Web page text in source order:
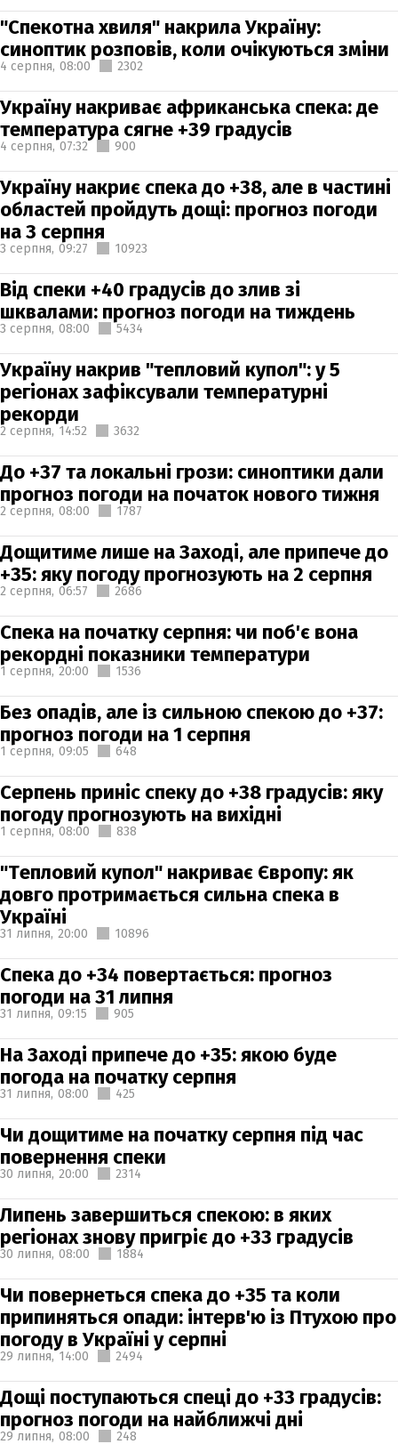
"Спекотна хвиля" накрила Україну:
синоптик розповів, коли очікуються зміни
4 серпня, 08:00 2302
Україну накриває африканська спека: де
температура сягне +39 градусів
4 серпня, 07:32 900
Україну накриє спека до +38, але в частині
областей пройдуть дощі: прогноз погоди
на 3 серпня
3 серпня, 09:27 10923
Від спеки +40 градусів до злив зі
шквалами: прогноз погоди на тиждень
3 серпня, 08:00 5434
Україну накрив "тепловий купол": у 5
регіонах зафіксували температурні
рекорди
2 серпня, 14:52 3632
До +37 та локальні грози: синоптики дали
прогноз погоди на початок нового тижня
2 серпня, 08:00 1787
Дощитиме лише на Заході, але припече до
+35: яку погоду прогнозують на 2 серпня
2 серпня, 06:57 2686
Спека на початку серпня: чи поб'є вона
рекордні показники температури
1 серпня, 20:00 1536
Без опадів, але із сильною спекою до +37:
прогноз погоди на 1 серпня
1 серпня, 09:05 648
Серпень приніс спеку до +38 градусів: яку
погоду прогнозують на вихідні
1 серпня, 08:00 838
"Тепловий купол" накриває Європу: як
довго протримається сильна спека в
Україні
31 липня, 20:00 10896
Спека до +34 повертається: прогноз
погоди на 31 липня
31 липня, 09:15 905
На Заході припече до +35: якою буде
погода на початку серпня
31 липня, 08:00 425
Чи дощитиме на початку серпня під час
повернення спеки
30 липня, 20:00 2314
Липень завершиться спекою: в яких
регіонах знову пригріє до +33 градусів
30 липня, 08:00 1884
Чи повернеться спека до +35 та коли
припиняться опади: інтерв'ю із Птухою про
погоду в Україні у серпні
29 липня, 14:00 2494
Дощі поступаються спеці до +33 градусів:
прогноз погоди на найближчі дні
29 липня, 08:00 248